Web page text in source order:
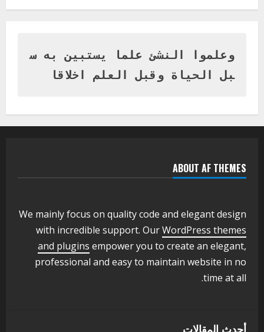
بنات بمحلية ود مدني الكبرى
أغسطس 3, 2026
يعلن تخفيض الرسوم الدراسية لهذا العام
بنسبة15%
3
وزير التربية والتعليم بالولاية يدشن ورشة
أغسطس 3, 2026
اخر الاخبار الاخبار
مدير إدارة الجودة و التطوير الإداري
بوزارة التربية تشارك الملتقي التنسيقي
وعلموا النشئ علما يستبين به س
بل الحياة وقبل العلم اخلاقا
ABOUT AF THEMES
We mainly focus on quality code and elegant design
with incredible support. OurWordPress themes
and plugins empower you to create an elegant,
professional and easy to maintain website in no
time at all.
أحدث المقالات